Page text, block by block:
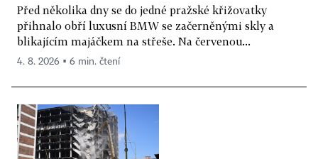
Před několika dny se do jedné pražské křižovatky
přihnalo obří luxusní BMW se začerněnými skly a
blikajícím majáčkem na střeše. Na červenou...
4. 8. 2026 ▪ 6 min. čtení